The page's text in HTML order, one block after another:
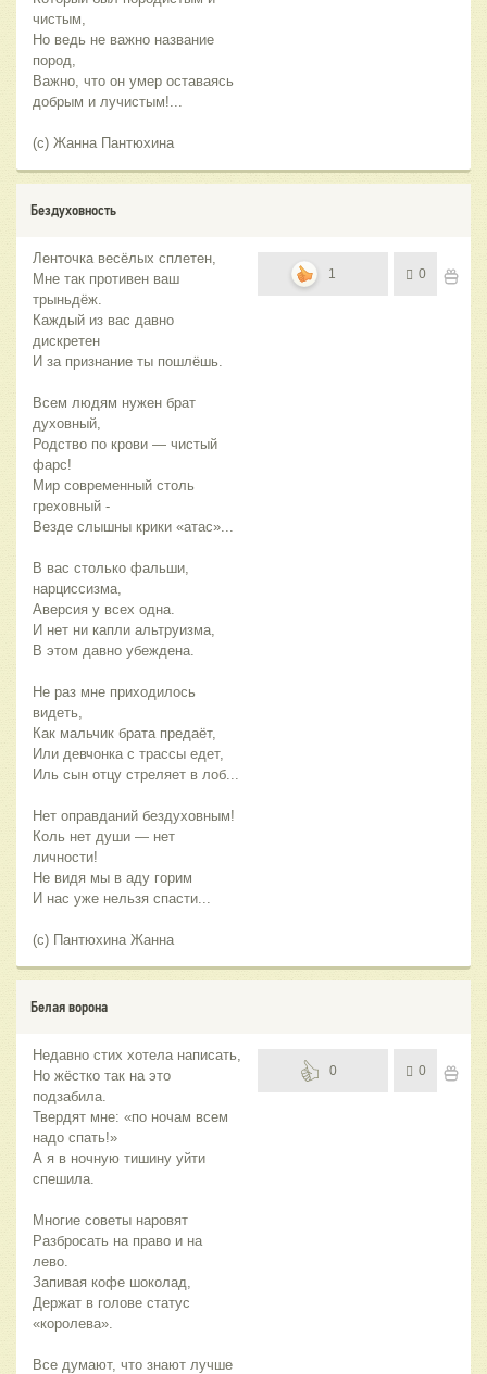
чистым,
Но ведь не важно название
пород,
Важно, что он умер оставаясь
добрым и лучистым!...
(с) Жанна Пантюхина
Бездуховность
Ленточка весёлых сплетен,
Мне так противен ваш
трыньдёж.
Каждый из вас давно
дискретен
И за признание ты пошлёшь.
Всем людям нужен брат
духовный,
Родство по крови — чистый
фарс!
Мир современный столь
греховный -
Везде слышны крики «атас»...
В вас столько фальши,
нарциссизма,
Аверсия у всех одна.
И нет ни капли альтруизма,
В этом давно убеждена.
Не раз мне приходилось
видеть,
Как мальчик брата предаёт,
Или девчонка с трассы едет,
Иль сын отцу стреляет в лоб...
Нет оправданий бездуховным!
Коль нет души — нет
личности!
Не видя мы в аду горим
И нас уже нельзя спасти...
(с) Пантюхина Жанна
1 0
Белая ворона
Недавно стих хотела написать,
Но жёстко так на это
подзабила.
Твердят мне: «по ночам всем
надо спать!»
А я в ночную тишину уйти
спешила.
Многие советы наровят
Разбросать на право и на
лево.
Запивая кофе шоколад,
Держат в голове статус
«королева».
Все думают, что знают лучше
0 0